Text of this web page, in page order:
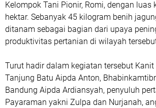
Kelompok Tani Pionir, Romi, dengan luas
hektar. Sebanyak 45 kilogram benih
ditanam sebagai bagian dari upaya
produktivitas pertanian di wilayah
Turut hadir dalam kegiatan tersebut
Tanjung Batu Aipda Anton,
Bandung Aipda Ardiansyah, penyuluh
Payaraman yakni Zulpa dan Nurjanah,